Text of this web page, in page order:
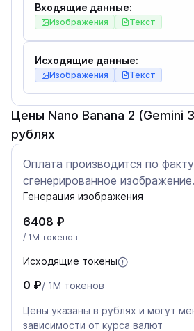
Входящие данные:
Изображения Текст
Исходящие данные:
Изображения Текст
Цены Nano Banana 2 (Gemini
рублях
Оплата производится по
сгенерированное изображение.
Генерация изображения
6408 ₽
/ 1M токенов
Исходящие токены
0 ₽/ 1M токенов
Цены указаны в рублях и могут
зависимости от курса валют